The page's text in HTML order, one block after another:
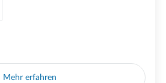
Mehr erfahren